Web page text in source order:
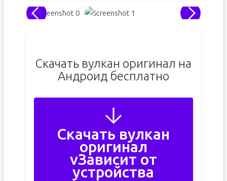
Скачать вулкан оригинал на
Андроид бесплатно
Скачать вулкан
оригинал
vЗависит от
устройства